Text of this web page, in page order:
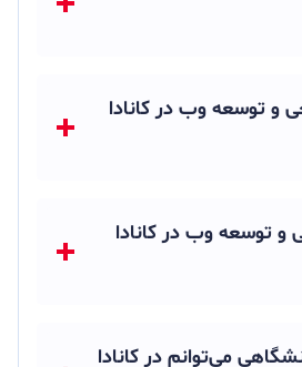
و توسعه وب در کانادا
و توسعه وب در کانادا
می‌توانم در کانادا